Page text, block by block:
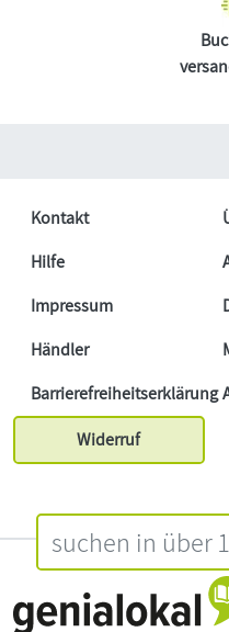
Kontakt
Hilfe
Impressum
Händler
Barrierefreiheitserklärung
Widerruf